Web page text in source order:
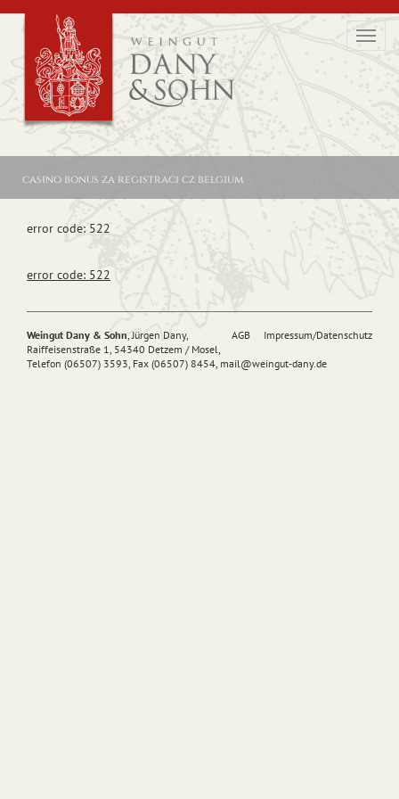
casino bonus za registraci cz belgium
error code: 522
error code: 522
AGB Impressum/Datenschutz
Weingut Dany & Sohn, Jürgen Dany,
Raiffeisenstraße 1, 54340 Detzem / Mosel,
Telefon (06507) 3593, Fax (06507) 8454, mail@weingut-dany.de